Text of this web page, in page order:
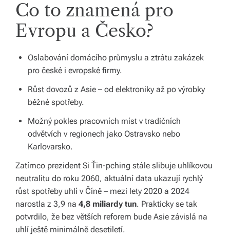
Co to znamená pro
Evropu a Česko?
Oslabování domácího průmyslu a ztrátu zakázek
pro české i evropské firmy.
Růst dovozů z Asie – od elektroniky až po výrobky
běžné spotřeby.
Možný pokles pracovních míst v tradičních
odvětvích v regionech jako Ostravsko nebo
Karlovarsko.
Zatímco prezident Si Ťin-pching stále slibuje uhlíkovou
neutralitu do roku 2060, aktuální data ukazují rychlý
růst spotřeby uhlí v Číně – mezi lety 2020 a 2024
narostla z 3,9 na 4,8 miliardy tun. Prakticky se tak
potvrdilo, že bez větších reforem bude Asie závislá na
uhlí ještě minimálně desetiletí.